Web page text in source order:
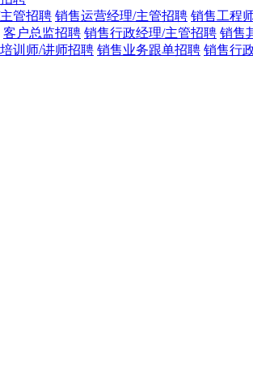
管招聘 销售运营经理/主管招聘 销售工程
客户总监招聘 销售行政经理/主管招聘 销售
训师/讲师招聘 销售业务跟单招聘 销售行